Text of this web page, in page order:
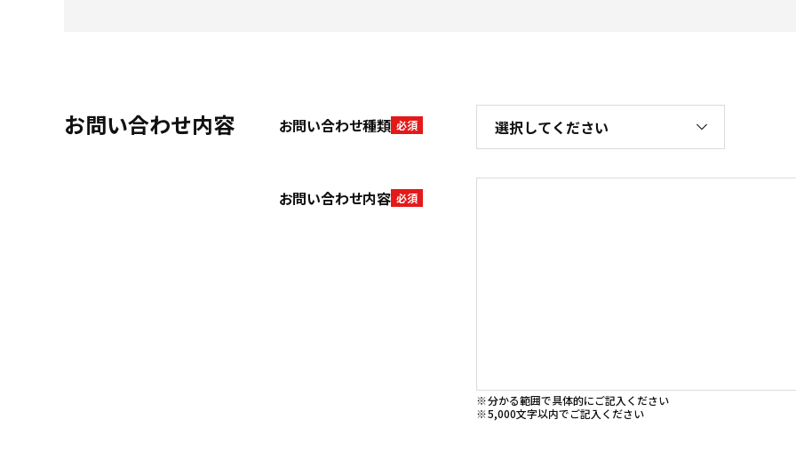
お問い合わせ内容 お問い合わせ種類 必須
お問い合わせ内容 必須
分かる範囲で具体的にご記入ください
5,000文字以内でご記入ください